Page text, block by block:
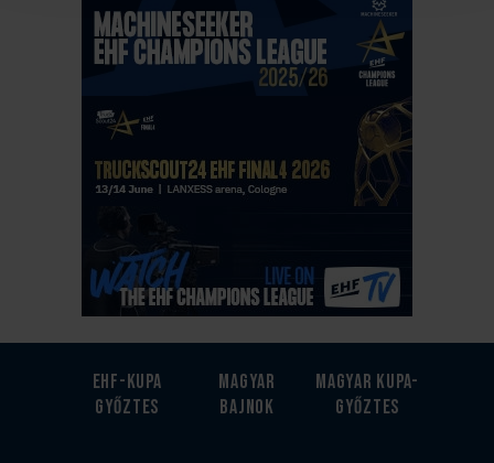
EHF-Kupa
győztes
Magyar
bajnok
Magyar kupa-
győztes